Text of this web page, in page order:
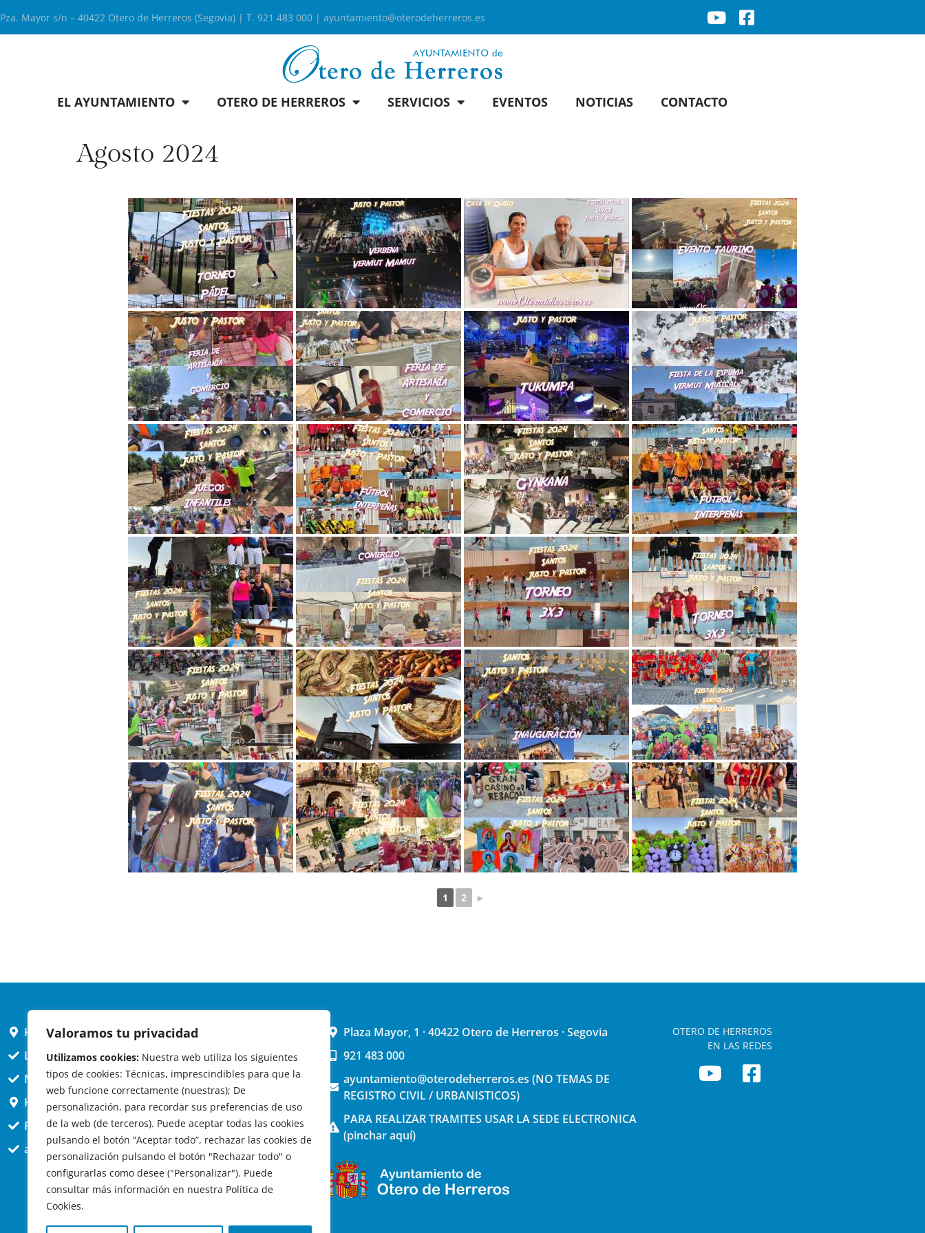
Valoramos tu privacidad
Utilizamos cookies: Nuestra web utiliza los siguientes
tipos de cookies: Técnicas, imprescindibles para que la
web funcione correctamente (nuestras); De
personalización, para recordar sus preferencias de uso
de la web (de terceros). Puede aceptar todas las cookies
pulsando el botón “Aceptar todo”, rechazar las cookies de
personalización pulsando el botón "Rechazar todo" o
configurarlas como desee ("Personalizar"). Puede
consultar más información en nuestra Política de
Cookies.
Pza. Mayor s/n – 40422 Otero de Herreros (Segovia) | T. 921 483 000 | ayuntamiento@oterodeherreros.es
EL AYUNTAMIENTO OTERO DE HERREROS SERVICIOS EVENTOS NOTICIAS CONTACTO
Agosto 2024
1 2 ►
HORARIO AYUNTAMIENTO
L,X,J,V 9 a 14h
MARTES cerrado atención presencial
HORARIO ARQUITECTO
Presencial jueves 12h a 14:30
att. telefónica jueves 10 a 14:30h.
Plaza Mayor, 1 · 40422 Otero de Herreros · Segovia
921 483 000
ayuntamiento@oterodeherreros.es (NO TEMAS DE
REGISTRO CIVIL / URBANISTICOS)
PARA REALIZAR TRAMITES USAR LA SEDE ELECTRONICA
(pinchar aquí)
OTERO DE HERREROS
EN LAS REDES